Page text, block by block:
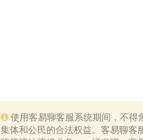
使用客易聊客服系统期间，不得
集体和公民的合法权益。客易聊客